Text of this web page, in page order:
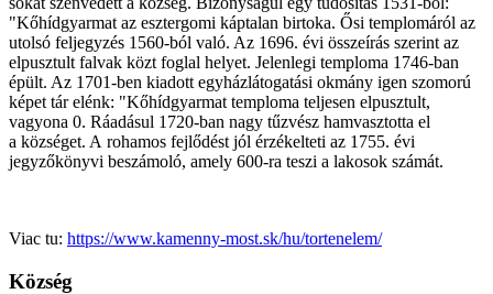
"Kőhídgyarmat az esztergomi káptalan birtoka. Ősi templomáról az
utolsó feljegyzés 1560-ból való. Az 1696. évi összeírás szerint az
elpusztult falvak közt foglal helyet. Jelenlegi temploma 1746-ban
épült. Az 1701-ben kiadott egyházlátogatási okmány igen szomorú
képet tár elénk: "Kőhídgyarmat temploma teljesen elpusztult,
vagyona 0. Ráadásul 1720-ban nagy tűzvész hamvasztotta el
a községet. A rohamos fejlődést jól érzékelteti az 1755. évi
jegyzőkönyvi beszámoló, amely 600-ra teszi a lakosok számát.
Viac tu: https://www.kamenny-most.sk/hu/tortenelem/
Község